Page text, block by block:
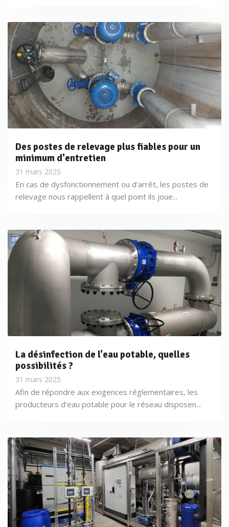
Des postes de relevage plus fiables pour un
minimum d'entretien
31 mars 2025
En cas de dysfonctionnement ou d’arrêt, les postes de
relevage nous rappellent à quel point ils joue...
La désinfection de l'eau potable, quelles
possibilités ?
31 mars 2025
Afin de répondre aux exigences réglementaires, les
producteurs d’eau potable pour le réseau disposen...